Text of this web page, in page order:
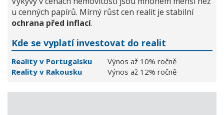
u cenných papírů. Mírný růst cen realit je stabilní
ochrana před inflací.
Kde se vyplatí investovat do realit
Reality v Portugalsku
Výnos až 10% ročně
Reality v Rakousku
Výnos až 12% ročně